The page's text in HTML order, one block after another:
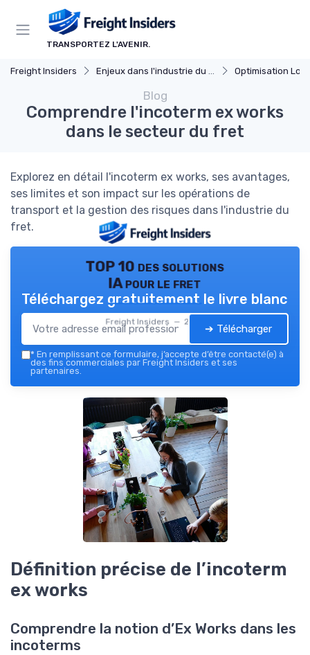
TRANSPORTEZ L'AVENIR.
Freight Insiders Enjeux dans l'industrie du fret Optimisation
Blog
Comprendre l'incoterm ex works
dans le secteur du fret
Explorez en détail l'incoterm ex works, ses avantages,
ses limites et son impact sur les opérations de
transport et la gestion des risques dans l'industrie du
fret.
TOP 10 des solutions
IA pour le fret
Freight Insiders — 2026
Téléchargez gratuitement le livre blanc
➔ Télécharger
* En remplissant ce formulaire, j’accepte d’être contacté(e) à
des fins commerciales par Freight Insiders et ses
partenaires.
Définition précise de l’incoterm
ex works
Comprendre la notion d’Ex Works dans les
incoterms
Panneau de gestion des cookies